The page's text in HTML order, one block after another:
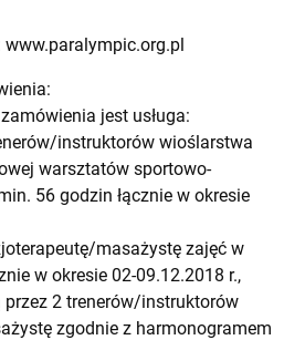
jest usługa:
instruktorów wioślarstwa
warsztatów sportowo-
56 godzin łącznie w okresie
masażystę zajęć w
w okresie 02-09.12.2018 r.,
2 trenerów/instruktorów
zgodnie z harmonogramem